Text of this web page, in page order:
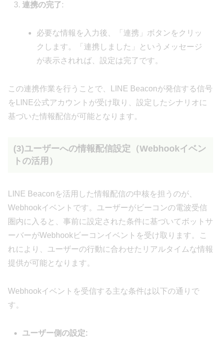
連携の完了:
必要な情報を入力後、「連携」ボタンをクリッ
クします。「連携しました」というメッセージ
が表示されれば、設定は完了です。
この連携作業を行うことで、LINE Beaconが発信する信号
をLINE公式アカウントが受け取り、設定したシナリオに
基づいた情報配信が可能となります。
(3)ユーザーへの情報配信設定（Webhookイベン
トの活用）
LINE Beaconを活用した情報配信の中核を担うのが、
Webhookイベントです。ユーザーがビーコンの電波受信
圏内に入ると、事前に設定された条件に基づいてボットサ
ーバーがWebhookビーコンイベントを受け取ります。こ
れにより、ユーザーの行動に合わせたリアルタイムな情報
提供が可能となります。
Webhookイベントを受信する主な条件は以下の通りで
す。
ユーザー側の設定: